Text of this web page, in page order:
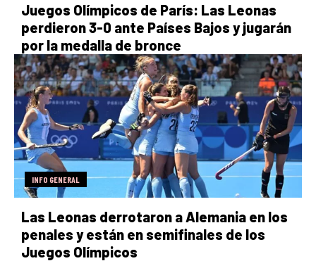
Juegos Olímpicos de París: Las Leonas
perdieron 3-0 ante Países Bajos y jugarán
por la medalla de bronce
INFO GENERAL
Las Leonas derrotaron a Alemania en los
penales y están en semifinales de los
Juegos Olímpicos